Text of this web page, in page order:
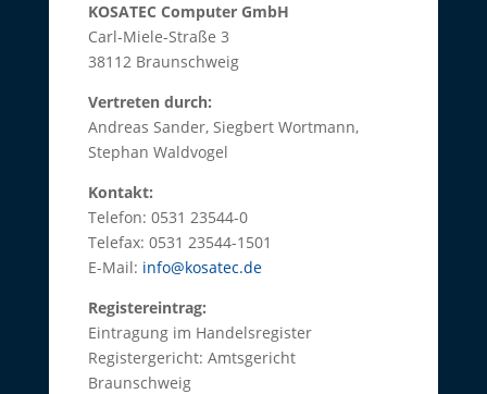
KOSATEC Computer GmbH
Carl-Miele-Straße 3
38112 Braunschweig
Vertreten durch:
Andreas Sander, Siegbert Wortmann,
Stephan Waldvogel
Kontakt:
Telefon: 0531 23544-0
Telefax: 0531 23544-1501
E-Mail: info@kosatec.de
Registereintrag:
Eintragung im Handelsregister
Registergericht: Amtsgericht
Braunschweig